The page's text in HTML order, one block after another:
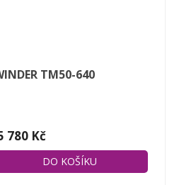
TM50-640
780 Kč